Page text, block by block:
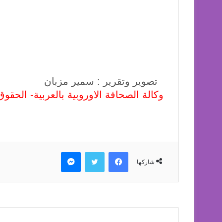
تصوير وتقرير : سمير مزبان
وكالة الصحافة الاوروبية بالعربية-
شاركها
فيسبوك تويتر ماسنجر